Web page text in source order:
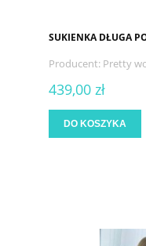
SUKIENKA DŁUGA
Producent: Pretty
439,00 zł
DO KOSZYKA